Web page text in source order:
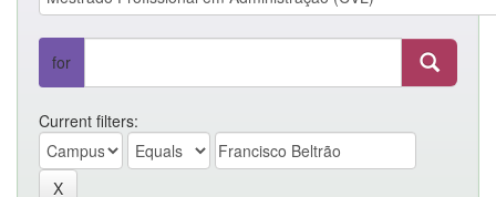
for
Current filters: